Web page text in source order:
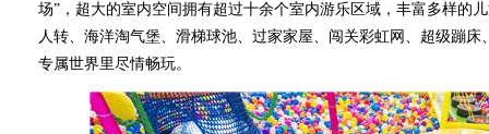
场”，超大的室内空间拥有超过十余个室内游乐区域，丰富多样的
人转、海洋淘气堡、滑梯球池、过家家屋、闯关彩虹网、超级蹦
专属世界里尽情畅玩。